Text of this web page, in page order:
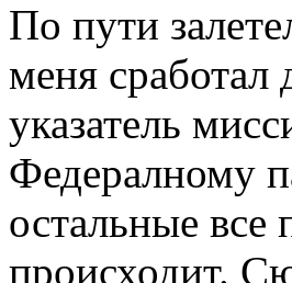
По пути
меня
указатель
Федералному
остальные все
происходит.